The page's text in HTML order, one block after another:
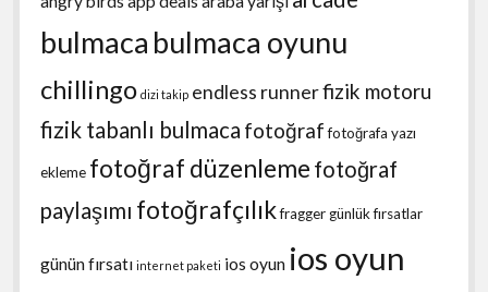
bulmaca bulmaca oyunu
chillingo dizi takip endless runnerfizik motoru
fizik tabanlı bulmaca fotoğraf fotoğrafa yazı
ekleme fotoğraf düzenleme fotoğraf
paylaşımı fotoğrafçılıkfraggergünlük fırsatlar
günün fırsatı internet paketi ios oyun ios oyun